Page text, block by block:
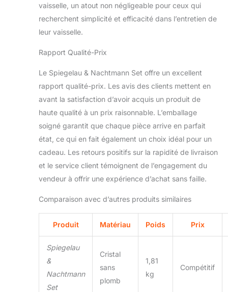
vaisselle, un atout non négligeable pour ceux qui
recherchent simplicité et efficacité dans l’entretien de
leur vaisselle.
Rapport Qualité-Prix
Le Spiegelau & Nachtmann Set offre un excellent
rapport qualité-prix. Les avis des clients mettent en
avant la satisfaction d’avoir acquis un produit de
haute qualité à un prix raisonnable. L’emballage
soigné garantit que chaque pièce arrive en parfait
état, ce qui en fait également un choix idéal pour un
cadeau. Les retours positifs sur la rapidité de livraison
et le service client témoignent de l’engagement du
vendeur à offrir une expérience d’achat sans faille.
Comparaison avec d’autres produits similaires
Produit Matériau Poids Prix
Spiegelau
&
Nachtmann
Set
Cristal
sans
plomb
1,81
kg
Compétitif